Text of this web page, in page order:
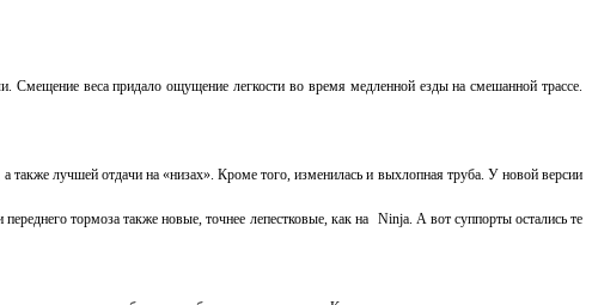
Смещение веса придало ощущение легкости во время медленной езды на смешанной трассе.
а также лучшей отдачи на «низах». Кроме того, изменилась и выхлопная труба. У новой версии
тормоза также новые, точнее лепестковые, как на Ninja. А вот суппорты остались те